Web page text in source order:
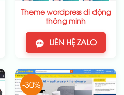
Theme wordpress di động
thông minh
LIÊN HỆ ZALO
-30%